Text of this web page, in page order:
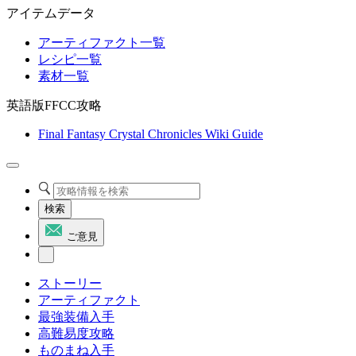
アイテムデータ
アーティファクト一覧
レシピ一覧
素材一覧
英語版FFCC攻略
Final Fantasy Crystal Chronicles Wiki Guide
検索
ご意見
ストーリー
アーティファクト
最強装備入手
高難易度攻略
ものまね入手